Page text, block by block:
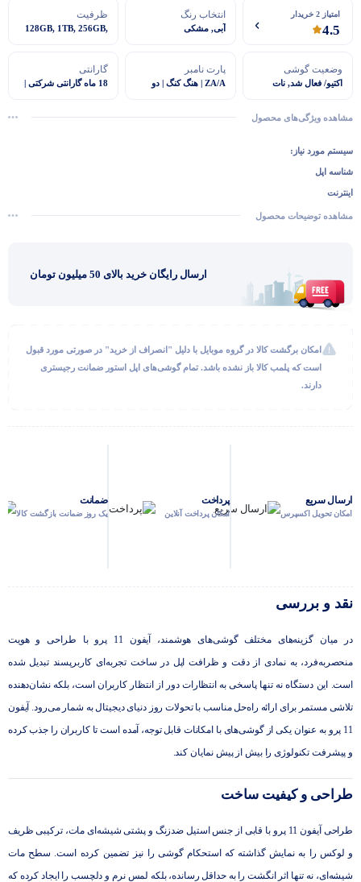
امتیاز 2 خریدار
4.5
انتخاب رنگ
آبی, مشکی
ظرفیت
128GB, 1TB, 256GB,
وضعیت گوشی
اکتیو/ فعال شد, نات
پارت نامبر
ZA/A | هنگ کنگ | دو
گارانتی
18 ماه گارانتی شرکتی |
مشاهده ویژگی‌های محصول
سیستم مورد نیاز:
شناسه اپل
اینترنت
امکان اتصال به سیستم عامل‌های مک و ویندوز ۷ به بعد با آیتیونز 2.10.10 به بالا
مشاهده توضیحات محصول
ارسال رایگان خرید بالای 50 میلیون تومان
امکان برگشت کالا در گروه موبایل با دلیل "انصراف از خرید" در صورتی مورد قبول
است که پلمب کالا باز نشده باشد. تمام گوشی‌های اپل استور ضمانت رجیستری
دارند.
ارسال سریع
امکان تحویل اکسپرس
پرداخت
امکان پرداخت آنلاین
ضمانت
یک روز ضمانت بازگشت کالا
نقد و بررسی
در میان گزینه‌های مختلف گوشی‌های هوشمند، آیفون 11 پرو با طراحی و هویت
منحصربه‌فرد، به نمادی از دقت و ظرافت اپل در ساخت تجربه‌ای کاربرپسند تبدیل شده
است. این دستگاه نه تنها پاسخی به انتظارات دور از انتظار کاربران است، بلکه نشان‌دهنده
تلاشی مستمر برای ارائه راه‌حل مناسب با تحولات روز دنیای دیجیتال به شمار می‌رود. آیفون
11 پرو به عنوان یکی از گوشی‌های با امکانات قابل توجه، آمده است تا کاربران را جذب کرده
و پیشرفت تکنولوژی را بیش از پیش نمایان کند.
طراحی و کیفیت ساخت
طراحی آیفون 11 پرو با قابی از جنس استیل ضدزنگ و پشتی شیشه‌ای مات، ترکیبی ظریف
و لوکس را به نمایش گذاشته که استحکام گوشی را نیز تضمین کرده است. سطح مات
شیشه‌ای، نه تنها اثر انگشت را به‌ حداقل رسانده، بلکه لمس نرم و دلچسب را ایجاد کرده که
گفتگو با غرفه‌دار
در حال اتصال...